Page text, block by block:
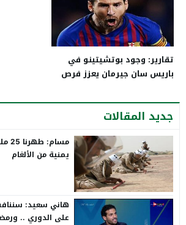
تقارير: وجود بوتشيتينو في
باريس سان جيرمان يعزز فرص
جديد المقالات
يمنية من الألغام
هاني سعيد:
على الدوري ..